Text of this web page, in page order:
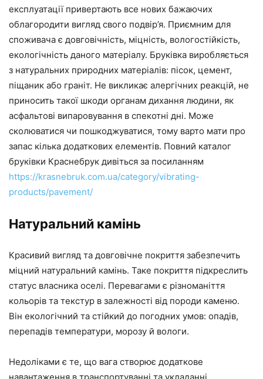
експлуатації привертають все нових бажаючих
облагородити вигляд свого подвір’я. Приємним для
споживача є довговічність, міцність, вологостійкість,
екологічність даного матеріалу. Бруківка виробляється
з натуральних природних матеріалів: пісок, цемент,
піщаник або граніт. Не викликає алергічних реакцій, не
приносить такої шкоди органам дихання людини, як
асфальтові випаровування в спекотні дні. Може
сколюватися чи пошкоджуватися, тому варто мати про
запас кілька додаткових елементів. Повний каталог
бруківки Краснебрук дивіться за посиланням
https://krasnebruk.com.ua/category/vibrating-
products/pavement/
Натуральний камінь
Красивий вигляд та довговічне покриття забезпечить
міцний натуральний камінь. Таке покриття підкреслить
статус власника оселі. Перевагами є різноманіття
кольорів та текстур в залежності від породи каменю.
Він екологічний та стійкий до погодних умов: опадів,
перепадів температури, морозу й вологи.
Недоліками є те, що вага створює додаткове